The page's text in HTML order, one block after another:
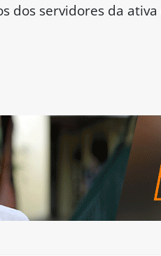
dos servidores da